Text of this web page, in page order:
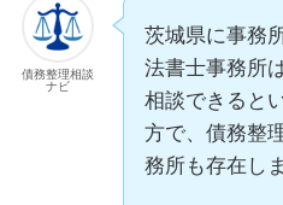
債務整理相談
ナビ
茨城県に事務
法書士事務所
相談できると
方で、債務整
務所も存在しま